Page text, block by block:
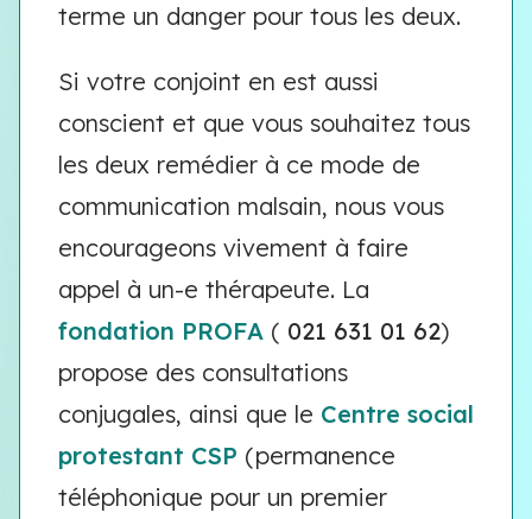
terme un danger pour tous les deux.
Si votre conjoint en est aussi
conscient et que vous souhaitez tous
les deux remédier à ce mode de
communication malsain, nous vous
encourageons vivement à faire
appel à un-e thérapeute. La
fondation PROFA ( 021 631 01 62)
propose des consultations
conjugales, ainsi que le Centre social
protestant CSP (permanence
téléphonique pour un premier